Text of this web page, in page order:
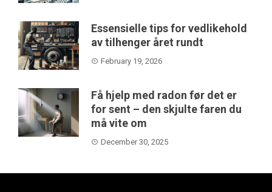
Essensielle tips for vedlikehold
av tilhenger året rundt
February 19, 2026
Få hjelp med radon før det er
for sent – den skjulte faren du
må vite om
December 30, 2025